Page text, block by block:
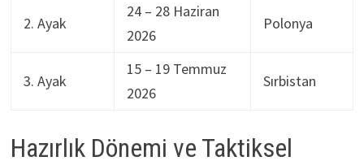
2. Ayak
24 – 28 Haziran
2026
Polonya
3. Ayak
15 – 19 Temmuz
2026
Sırbistan
Hazırlık Dönemi ve Taktiksel